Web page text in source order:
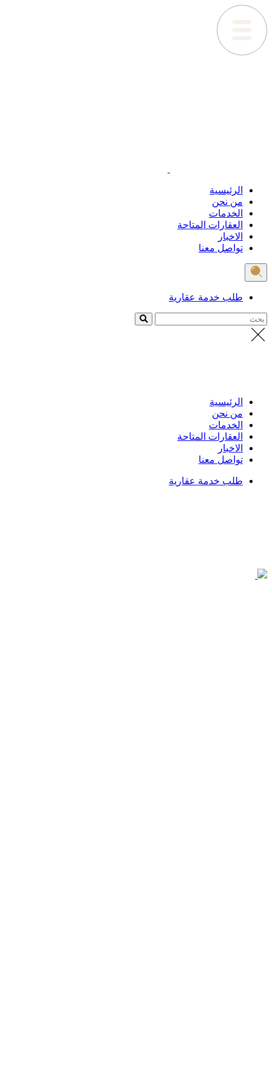
الرئيسية
من نحن
الخدمات
العقارات المتاحة
الاخبار
تواصل معنا
طلب خدمة عقارية
بحث
الرئيسية
من نحن
الخدمات
العقارات المتاحة
الاخبار
تواصل معنا
طلب خدمة عقارية